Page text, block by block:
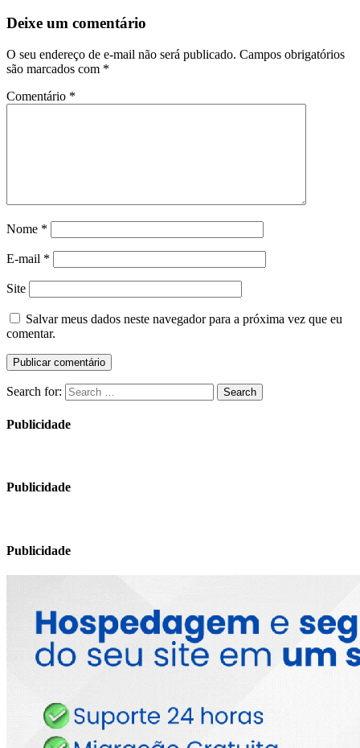
Deixe um comentário
O seu endereço de e-mail não será publicado. Campos obrigatórios
são marcados com *
Comentário *
Nome *
E-mail *
Site
Salvar meus dados neste navegador para a próxima vez que eu
comentar.
Search for: Search
Publicidade
Publicidade
Publicidade